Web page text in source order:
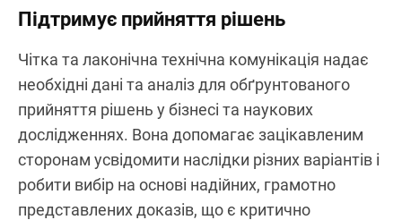
Підтримує прийняття рішень
Чітка та лаконічна технічна комунікація надає
необхідні дані та аналіз для обґрунтованого
прийняття рішень у бізнесі та наукових
дослідженнях. Вона допомагає зацікавленим
сторонам усвідомити наслідки різних варіантів і
робити вибір на основі надійних, грамотно
представлених доказів, що є критично